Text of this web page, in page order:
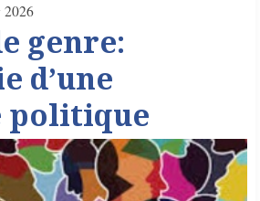
2026
genre:
d’une
politique